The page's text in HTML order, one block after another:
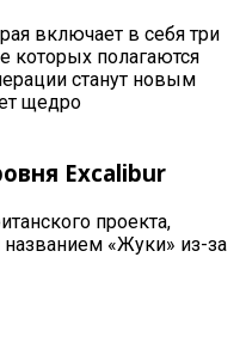
включает в себя три
которых полагаются
станут новым
щедро
Excalibur
проекта,
«Жуки» из-за